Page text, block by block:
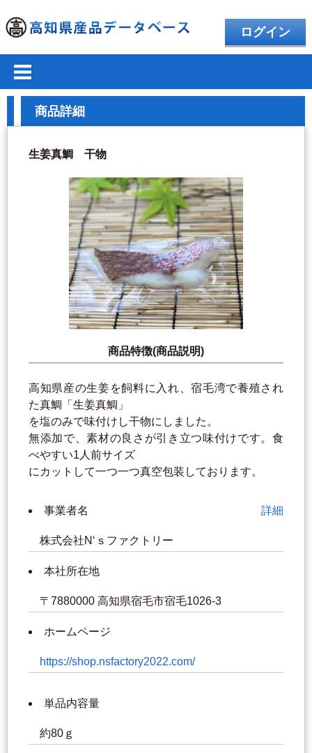
ログイン
商品詳細
生姜真鯛 干物
商品特徴(商品説明)
高知県産の生姜を飼料に入れ、宿毛湾で養殖され
た真鯛「生姜真鯛」
を塩のみで味付けし干物にしました。
無添加で、素材の良さが引き立つ味付けです。食
べやすい1人前サイズ
にカットして一つ一つ真空包装しております。
事業者名 詳細
株式会社N‘ｓファクトリー
本社所在地
〒7880000 高知県宿毛市宿毛1026-3
ホームページ
https://shop.nsfactory2022.com/
単品内容量
約80ｇ